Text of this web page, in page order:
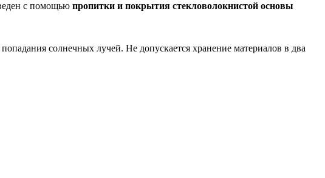
с помощью пропитки и покрытия стекловолокнистой основы
солнечных лучей. Не допускается хранение материалов в два